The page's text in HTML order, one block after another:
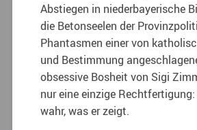
Abstiegen in niederbayerische
die Betonseelen der
Phantasmen einer von
und Bestimmung
obsessive Bosheit von Sigi
nur eine einzige
wahr, was er zeigt.